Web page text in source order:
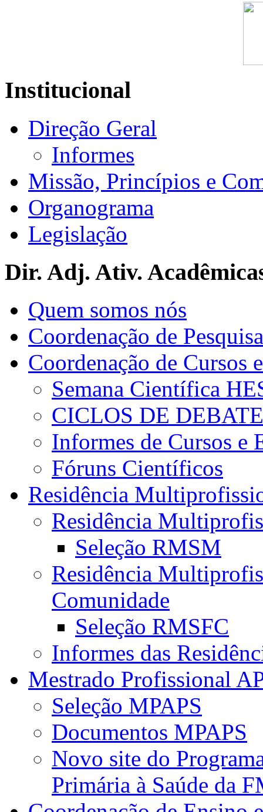
Institucional
Direção Geral
Informes
Missão, Princípios e
Organograma
Legislação
Dir. Adj. Ativ.
Quem somos nós
Coordenação de Pesquisa
Coordenação de Cursos
Semana Científica
CICLOS DE
Informes de Cursos e
Fóruns Científicos
Residência
Residência
Seleção RMSM
Residência
Comunidade
Seleção RMSFC
Informes das
Mestrado Profissional
Seleção MPAPS
Documentos MPAPS
Novo site do
Primária à Saúde da